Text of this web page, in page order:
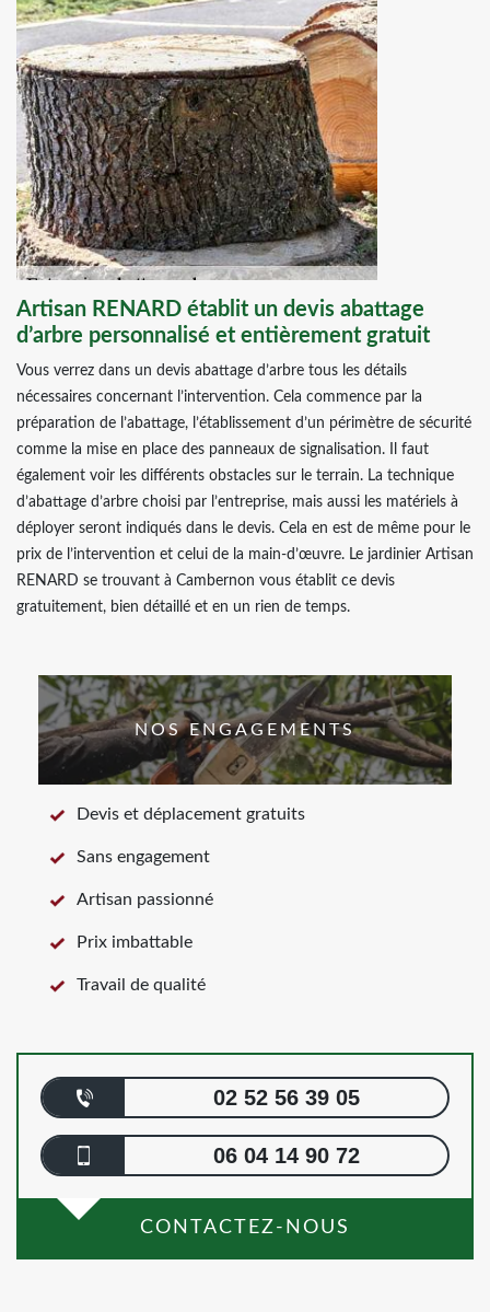
Artisan RENARD établit un devis abattage
d’arbre personnalisé et entièrement gratuit
Vous verrez dans un devis abattage d’arbre tous les détails
nécessaires concernant l’intervention. Cela commence par la
préparation de l’abattage, l’établissement d’un périmètre de sécurité
comme la mise en place des panneaux de signalisation. Il faut
également voir les différents obstacles sur le terrain. La technique
d’abattage d’arbre choisi par l’entreprise, mais aussi les matériels à
déployer seront indiqués dans le devis. Cela en est de même pour le
prix de l’intervention et celui de la main-d’œuvre. Le jardinier Artisan
RENARD se trouvant à Cambernon vous établit ce devis
gratuitement, bien détaillé et en un rien de temps.
NOS ENGAGEMENTS
Devis et déplacement gratuits
Sans engagement
Artisan passionné
Prix imbattable
Travail de qualité
02 52 56 39 05
06 04 14 90 72
CONTACTEZ-NOUS